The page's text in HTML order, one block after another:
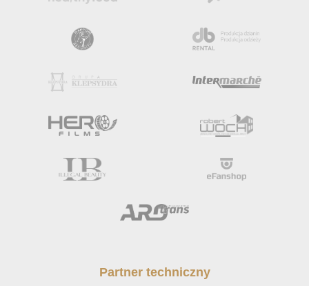
Partner techniczny